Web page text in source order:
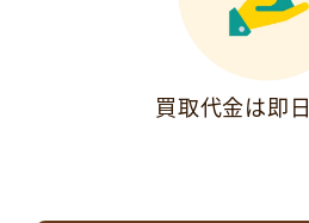
買取代金は即